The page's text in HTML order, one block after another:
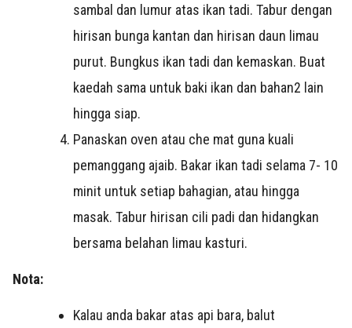
sambal dan lumur atas ikan tadi. Tabur dengan
hirisan bunga kantan dan hirisan daun limau
purut. Bungkus ikan tadi dan kemaskan. Buat
kaedah sama untuk baki ikan dan bahan2 lain
hingga siap.
Panaskan oven atau che mat guna kuali
pemanggang ajaib. Bakar ikan tadi selama 7- 10
minit untuk setiap bahagian, atau hingga
masak. Tabur hirisan cili padi dan hidangkan
bersama belahan limau kasturi.
Nota:
Kalau anda bakar atas api bara, balut